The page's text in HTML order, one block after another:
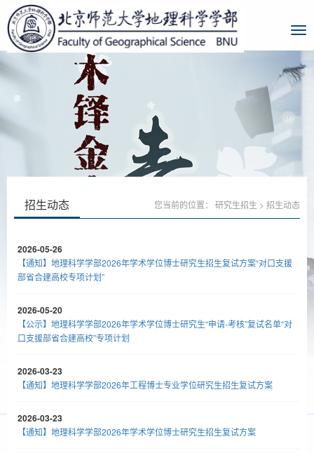
招生动态 您当前的位置： 研究生招生 > 招生动态
2026-05-26
【通知】地理科学学部2026年学术学位博士研究生招生复试方案“对口支援
部省合建高校专项计划”
2026-05-20
【公示】地理科学学部2026年学术学位博士研究生“申请-考核”复试名单“对
口支援部省合建高校”专项计划
2026-03-23
【通知】地理科学学部2026年工程博士专业学位研究生招生复试方案
2026-03-23
【通知】地理科学学部2026年学术学位博士研究生招生复试方案